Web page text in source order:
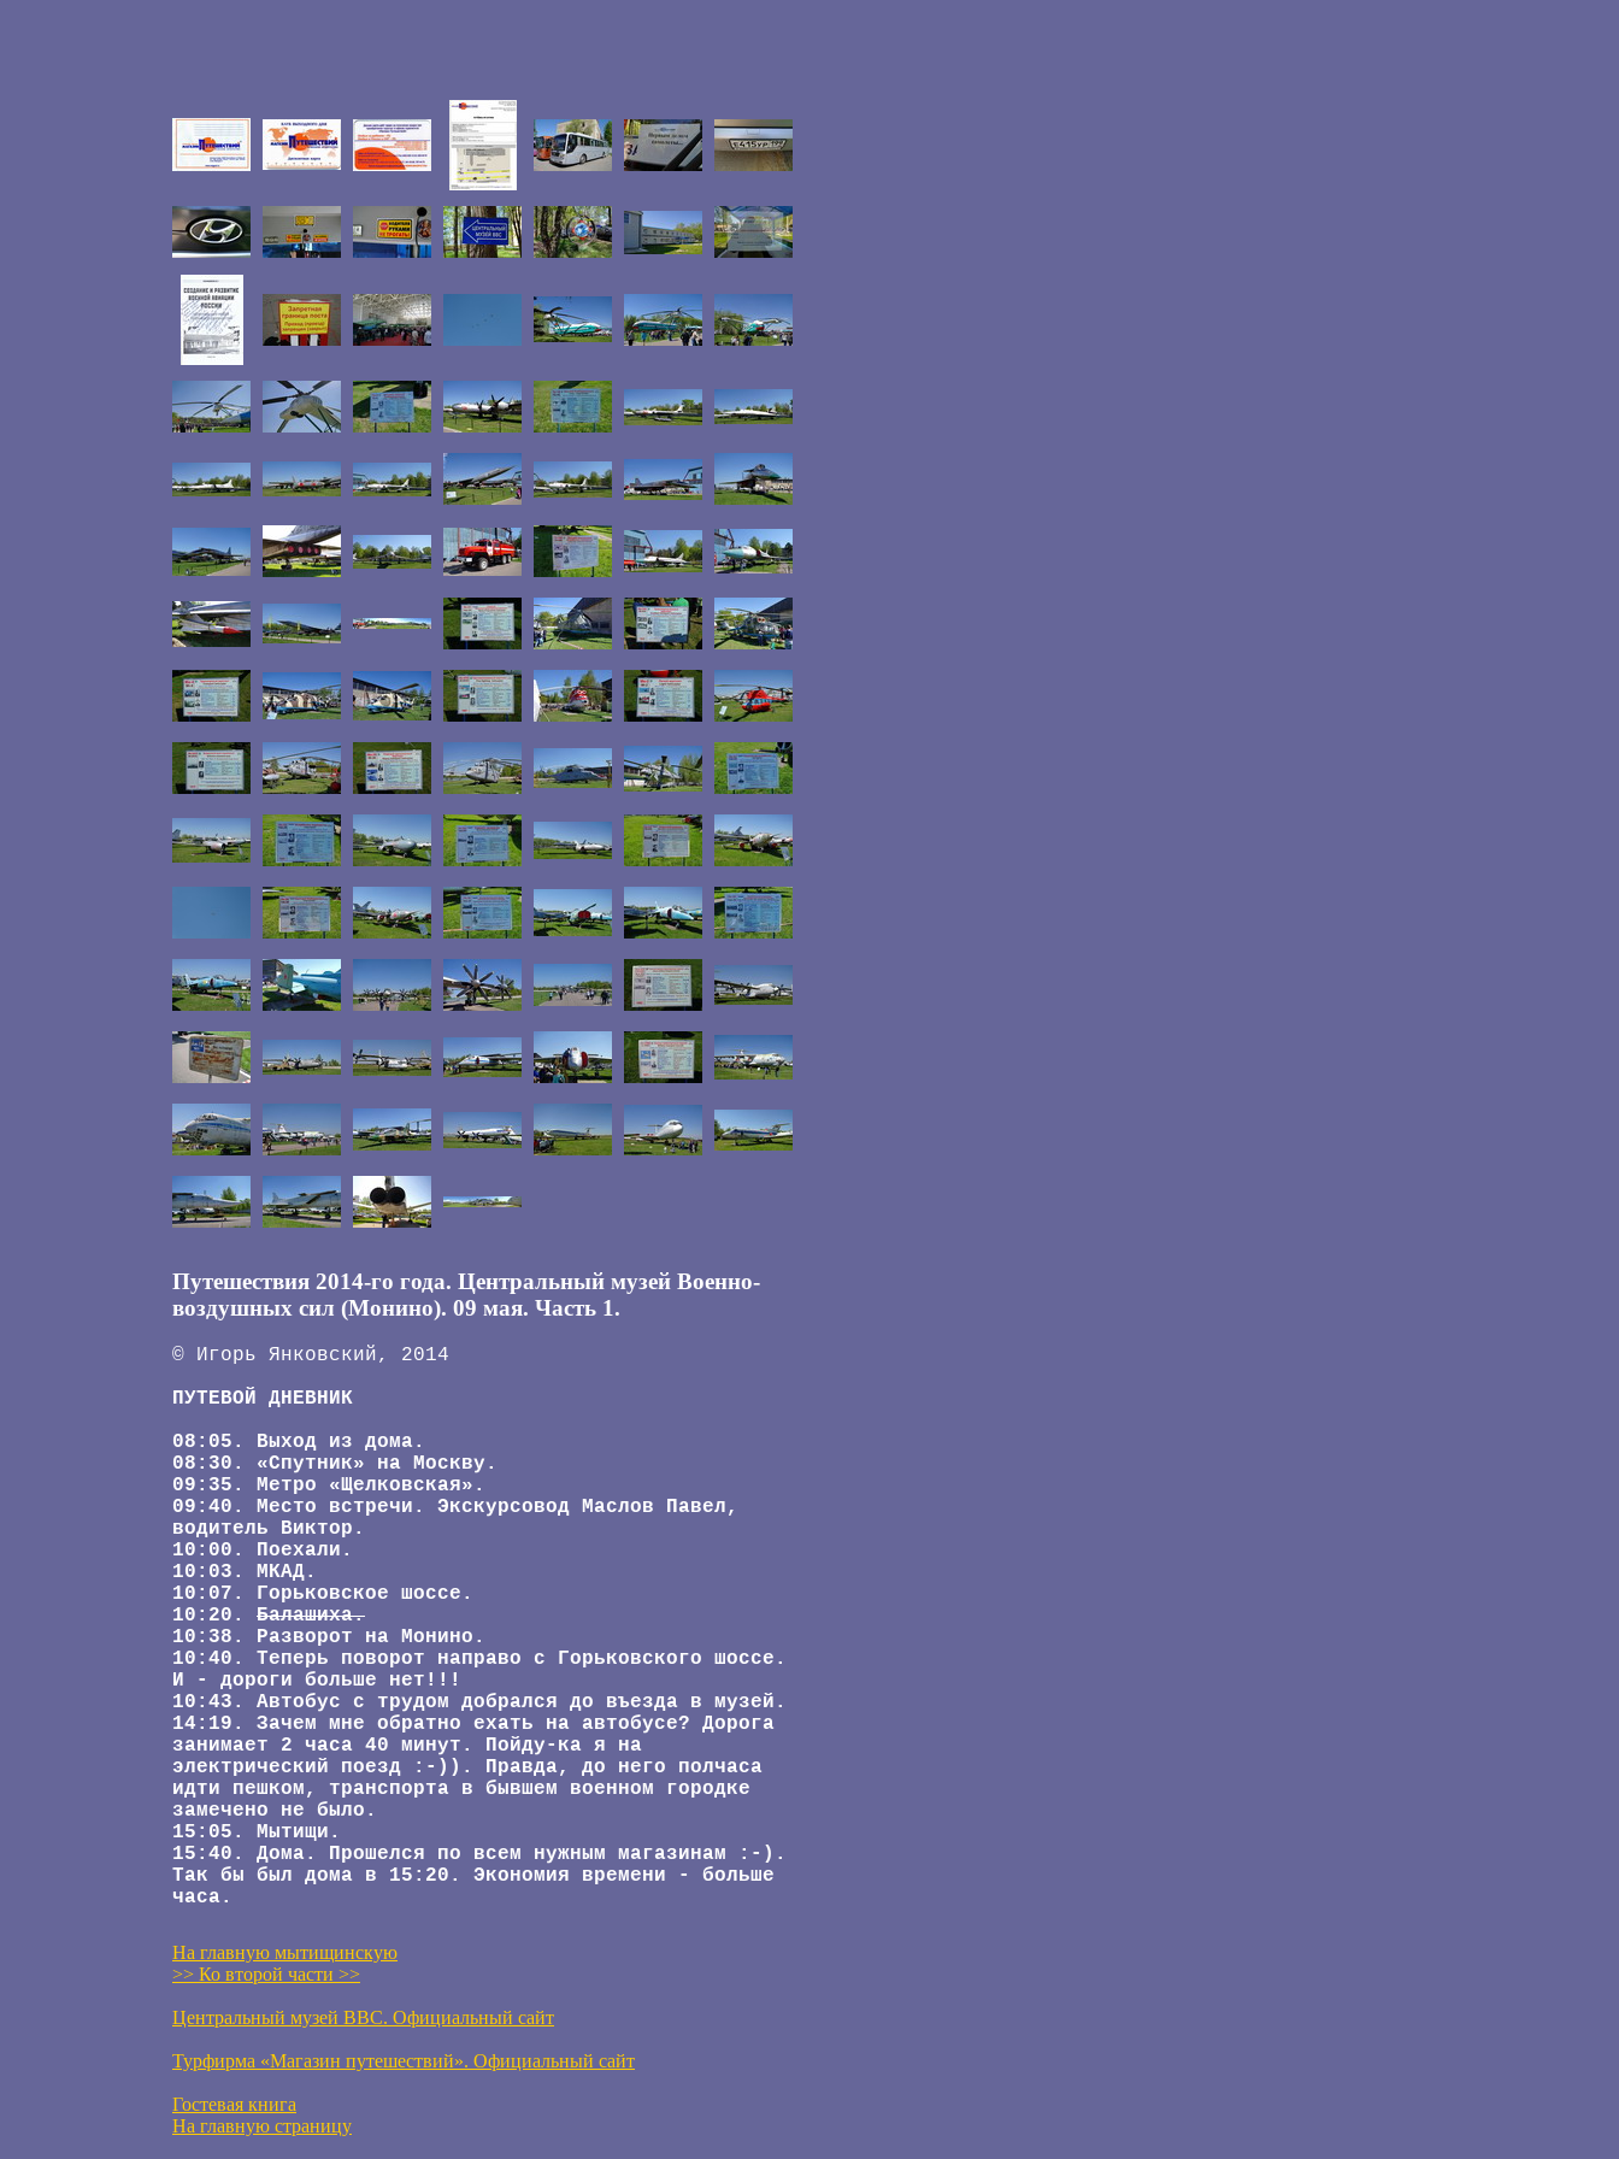
Путешествия 2014-го года. Центральный музей Военно-
воздушных сил (Монино). 09 мая. Часть 1.
© Игорь Янковский, 2014
ПУТЕВОЙ ДНЕВНИК
08:05. Выход из дома.
08:30. «Спутник» на Москву.
09:35. Метро «Щелковская».
09:40. Место встречи. Экскурсовод Маслов Павел,
водитель Виктор.
10:00. Поехали.
10:03. МКАД.
10:07. Горьковское шоссе.
10:20. Балашиха.
10:38. Разворот на Монино.
10:40. Теперь поворот направо с Горьковского шоссе.
И - дороги больше нет!!!
10:43. Автобус с трудом добрался до въезда в музей.
14:19. Зачем мне обратно ехать на автобусе? Дорога
занимает 2 часа 40 минут. Пойду-ка я на
электрический поезд :-)). Правда, до него полчаса
идти пешком, транспорта в бывшем военном городке
замечено не было.
15:05. Мытищи.
15:40. Дома. Прошелся по всем нужным магазинам :-).
Так бы был дома в 15:20. Экономия времени - больше
часа.
На главную мытищинскую
>> Ко второй части >>
Центральный музей ВВС. Официальный сайт
Турфирма «Магазин путешествий». Официальный сайт
Гостевая книга
На главную страницу